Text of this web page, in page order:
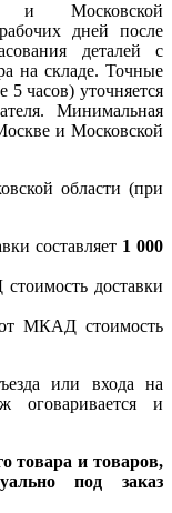
и Московской
дней после
деталей с
на складе. Точные
5 часов) уточняется
Минимальная
и Московской
области (при
составляет 1 000
доставки
МКАД стоимость
или входа на
оговаривается и
товара и товаров,
под заказ